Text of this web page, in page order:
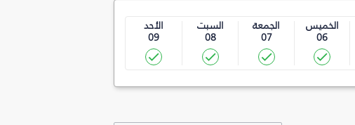
الخميس
06
الجمعة
07
السبت
08
الأحد
09